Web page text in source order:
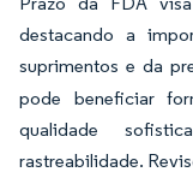
destacando a
suprimentos e da
pode beneficiar
qualidade
rastreabilidade.